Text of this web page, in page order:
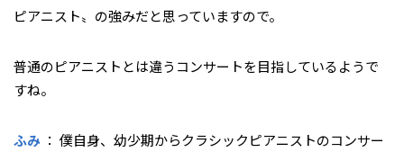
ピアニスト〟の強みだと思っていますので。
――普通のピアニストとは違うコンサートを目指しているようで
すね。
ふみ ： 僕自身、幼少期からクラシックピアニストのコンサー